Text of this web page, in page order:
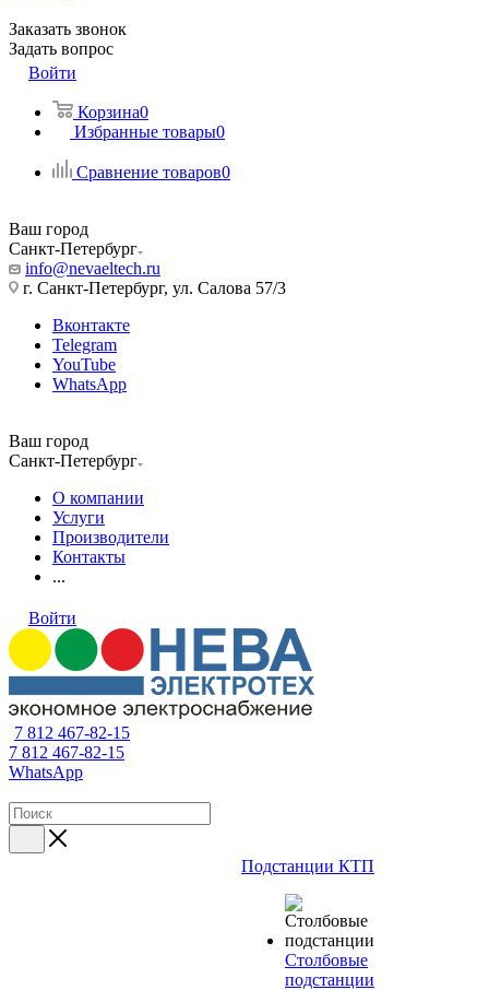
Заказать звонок
Задать вопрос
Войти
Корзина0
Избранные товары0
Сравнение товаров0
Ваш город
Санкт-Петербург
info@nevaeltech.ru
г. Санкт-Петербург, ул. Салова 57/3
Вконтакте
Telegram
YouTube
WhatsApp
Ваш город
Санкт-Петербург
О компании
Услуги
Производители
Контакты
...
Войти
7 812 467-82-15
7 812 467-82-15
WhatsApp
Подстанции КТП
Столбовые
подстанции